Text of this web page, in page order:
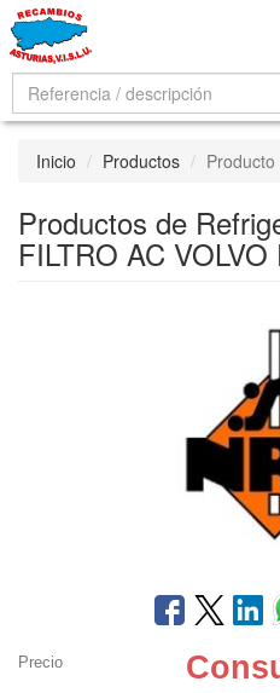
Inicio Productos Producto
Productos de
FILTRO AC
Precio